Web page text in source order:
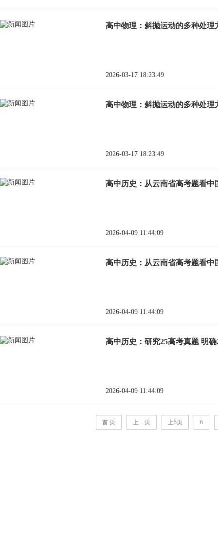
高中物理：斜抛运动的多种处理
2026-03-17 18:23:49
高中物理：斜抛运动的多种处理
2026-03-17 18:23:49
高中历史：从云南省高考题看中
2026-04-09 11:44:09
高中历史：从云南省高考题看中
2026-04-09 11:44:09
高中历史：研究25高考真题 明
2026-04-09 11:44:09
首 页 上一页 上5页 6